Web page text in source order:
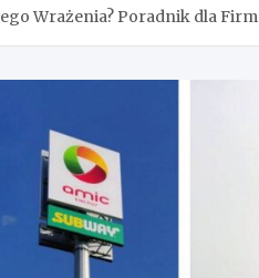
Wrażenia? Poradnik dla Firm